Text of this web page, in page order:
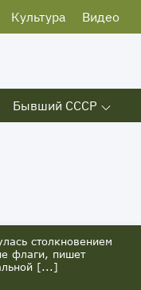
Культура Видео
Бывший СССР
столкновением
флаги, пишет
[...]